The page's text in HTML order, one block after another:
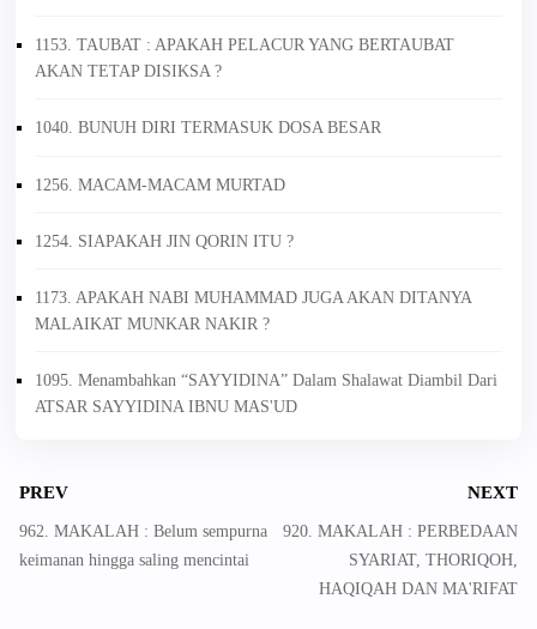
1153. TAUBAT : APAKAH PELACUR YANG BERTAUBAT
AKAN TETAP DISIKSA ?
1040. BUNUH DIRI TERMASUK DOSA BESAR
1256. MACAM-MACAM MURTAD
1254. SIAPAKAH JIN QORIN ITU ?
1173. APAKAH NABI MUHAMMAD JUGA AKAN DITANYA
MALAIKAT MUNKAR NAKIR ?
1095. Menambahkan “SAYYIDINA” Dalam Shalawat Diambil Dari
ATSAR SAYYIDINA IBNU MAS'UD
PREV
962. MAKALAH : Belum sempurna
keimanan hingga saling mencintai
NEXT
920. MAKALAH : PERBEDAAN
SYARIAT, THORIQOH,
HAQIQAH DAN MA'RIFAT